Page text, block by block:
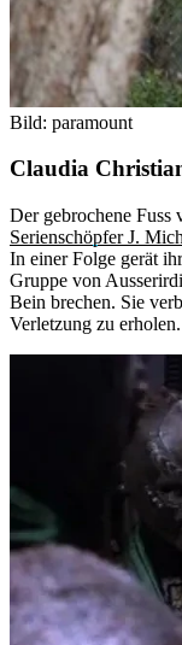
Bild: paramount
Claudia
Der gebrochene Fuss
Serienschöpfer J.
In einer Folge gerät
Gruppe von
Bein brechen. Sie
Verletzung zu erholen.